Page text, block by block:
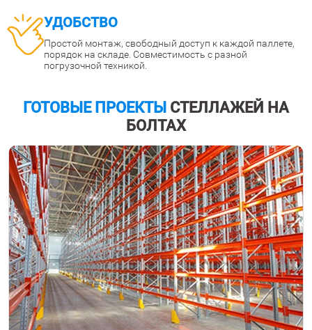
УДОБСТВО
Простой монтаж, свободный доступ к каждой паллете,
порядок на складе. Совместимость с разной
погрузочной техникой.
ГОТОВЫЕ ПРОЕКТЫ СТЕЛЛАЖЕЙ НА
БОЛТАХ